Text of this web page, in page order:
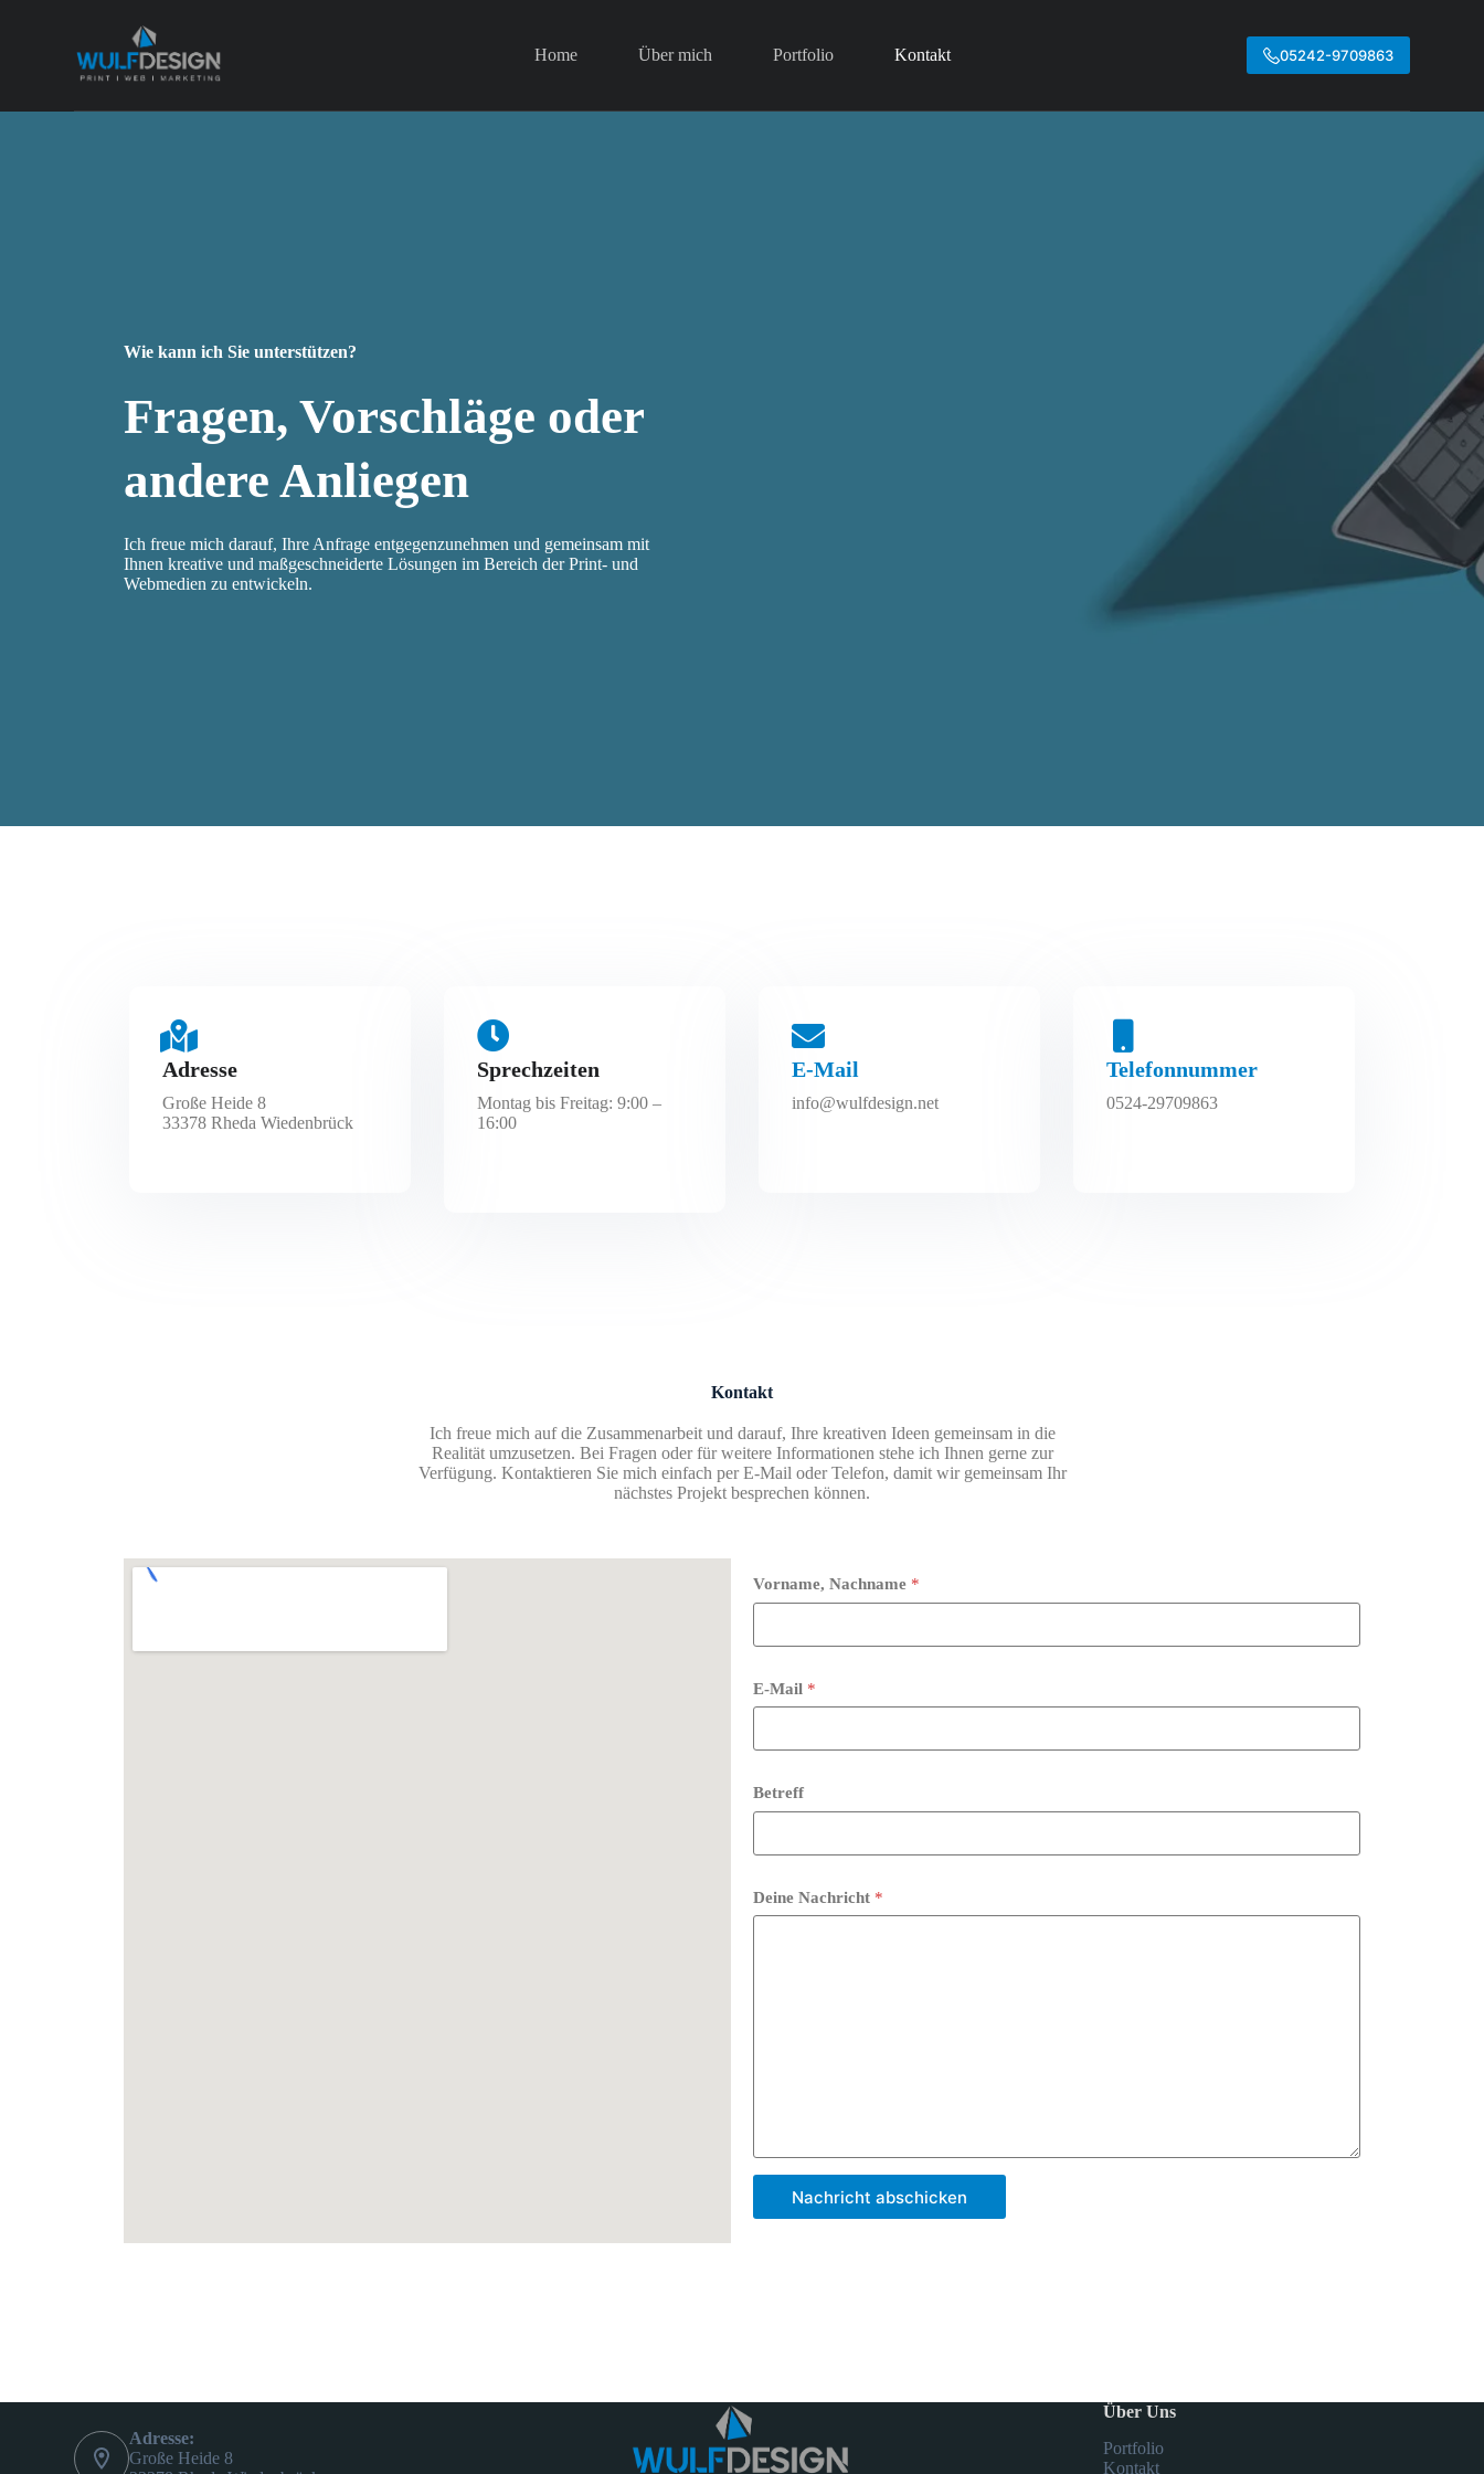
Home Über mich Portfolio Kontakt 05242-9709863
Wie kann ich Sie unterstützen?
Fragen, Vorschläge oder
andere Anliegen
Ich freue mich darauf, Ihre Anfrage entgegenzunehmen und gemeinsam mit
Ihnen kreative und maßgeschneiderte Lösungen im Bereich der Print- und
Webmedien zu entwickeln.
Adresse
Große Heide 8
33378 Rheda Wiedenbrück
Sprechzeiten
Montag bis Freitag: 9:00 –
16:00
E-Mail
info@wulfdesign.net
Telefonnummer
0524-29709863
Kontakt
Ich freue mich auf die Zusammenarbeit und darauf, Ihre kreativen Ideen gemeinsam in die
Realität umzusetzen. Bei Fragen oder für weitere Informationen stehe ich Ihnen gerne zur
Verfügung. Kontaktieren Sie mich einfach per E-Mail oder Telefon, damit wir gemeinsam Ihr
nächstes Projekt besprechen können.
Vorname, Nachname *
E-Mail *
Betreff
Deine Nachricht *
Nachricht abschicken
Adresse:
Große Heide 8
Über Uns
Portfolio
Kontakt